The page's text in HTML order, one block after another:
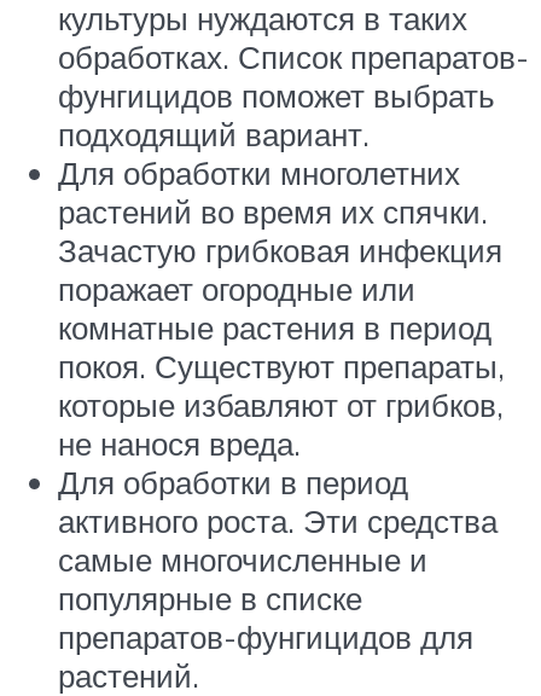
культуры нуждаются в таких
обработках. Список препаратов-
фунгицидов поможет выбрать
подходящий вариант.
Для обработки многолетних
растений во время их спячки.
Зачастую грибковая инфекция
поражает огородные или
комнатные растения в период
покоя. Существуют препараты,
которые избавляют от грибков,
не нанося вреда.
Для обработки в период
активного роста. Эти средства
самые многочисленные и
популярные в списке
препаратов-фунгицидов для
растений.